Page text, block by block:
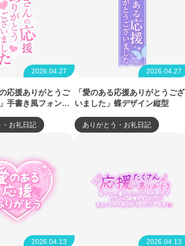
2026.04.27
応援ありがとうご
手書き風フォン
・お礼日記
2026.04.27
「愛のある応援ありがとうござ
いました」蝶デザイン縦型
ありがとう・お礼日記
2026.04.13 2026.04.13